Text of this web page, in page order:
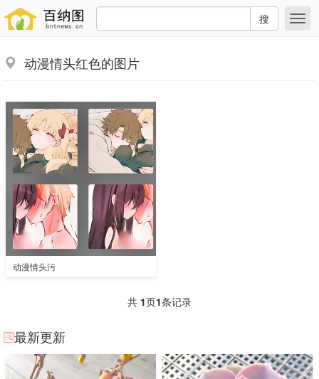
搜
动漫情头红色的图片
动漫情头污
共 1页1条记录
最新更新